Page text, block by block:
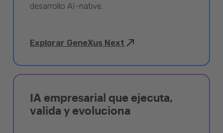
desarrollo AI-native.
Explorar GeneXus Next
IA empresarial que ejecuta,
valida y evoluciona